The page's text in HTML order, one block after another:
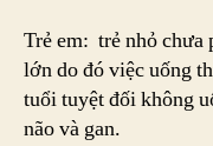
Trẻ em: trẻ nhỏ chưa
lớn do đó việc uống
tuổi tuyệt đối không
não và gan.